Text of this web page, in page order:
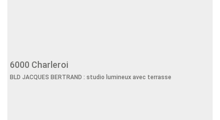
6000 Charleroi
BLD JACQUES BERTRAND : studio lumineux avec terrasse